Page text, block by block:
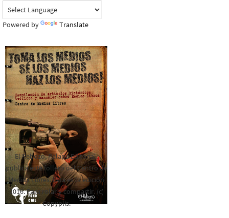
Powered by Translate
El Rebozo, Palapa Editorial,
publica este folleto del Centro de
Medios Libres. Esta es la edición
2016. Para rolar y compartir. (c)
Copyplis.